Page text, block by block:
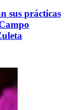
sus prácticas